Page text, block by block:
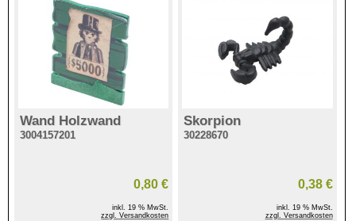
Wand Holzwand
3004157201
0,80 €
inkl. 19 % MwSt.
zzgl. Versandkosten
Skorpion
30228670
0,38 €
inkl. 19 % MwSt.
zzgl. Versandkosten